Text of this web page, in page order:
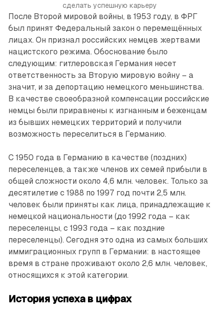
сделать успешную карьеру
После Второй мировой войны, в 1953 году, в ФРГ
был принят Федеральный закон о перемещённых
лицах. Он признал российских немцев жертвами
нацистского режима. Обоснование было
следующим: гитлеровская Германия несет
ответственность за Вторую мировую войну – а
значит, и за депортацию немецкого меньшинства.
В качестве своеобразной компенсации российские
немцы были приравнены к изгнанным и беженцам
из бывших немецких территорий и получили
возможность переселиться в Германию.
С 1950 года в Германию в качестве (поздних)
переселенцев, а также членов их семей прибыли в
общей сложности около 4,6 млн. человек. Только за
десятилетие с 1988 по 1997 год почти 2,5 млн.
человек были приняты как лица, принадлежащие к
немецкой национальности (до 1992 года – как
переселенцы, с 1993 года – как поздние
переселенцы). Сегодня это одна из самых больших
иммиграционных групп в Германии: в настоящее
время в стране проживают около 2,6 млн. человек,
относящихся к этой категории.
История успеха в цифрах